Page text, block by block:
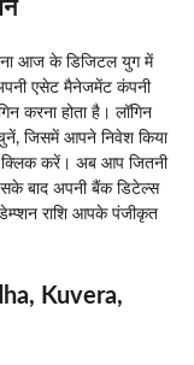
आज के डिजिटल युग में
एसेट मैनेजमेंट कंपनी
करना होता है। लॉगिन
जिसमें आपने निवेश किया
क्लिक करें। अब आप जितनी
बाद अपनी बैंक डिटेल्स
राशि आपके पंजीकृत
Kuvera,